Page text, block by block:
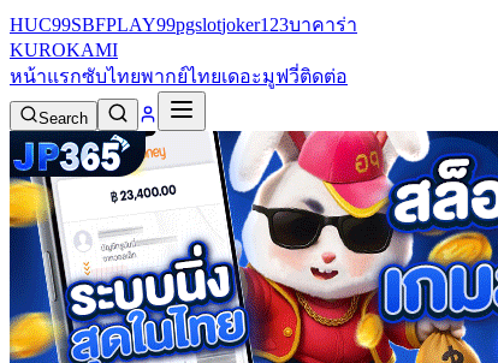
HUC99SBFPLAY99pgslotjoker123บาคาร่า
KUROKAMI
หน้าแรกซับไทยพากย์ไทยเดอะมูฟวี่ติดต่อ
Search